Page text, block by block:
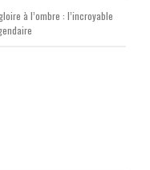
à l’ombre : l’incroyable